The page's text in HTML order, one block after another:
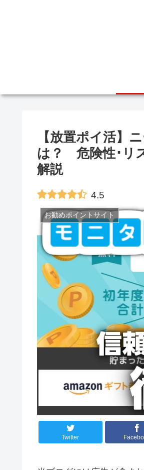
【放置ポイ活】
は？ 危険性･リ
解説
4.5
お勧めポイントサイト
Twitter